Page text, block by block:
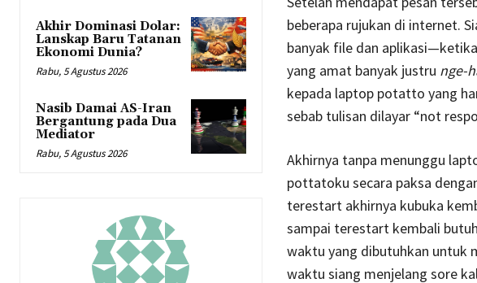
Akhir Dominasi Dolar:
Lanskap Baru Tatanan
Ekonomi Dunia?
Rabu, 5 Agustus 2026
Nasib Damai AS-Iran
Bergantung pada Dua
Mediator
Rabu, 5 Agustus 2026
beberapa rujukan di internet.
banyak file dan
yang amat banyak justru nge-
kepada laptop potatto yang
sebab tulisan dilayar “not
Akhirnya tanpa menunggu
pottatoku secara paksa
terestart akhirnya kubuka
sampai terestart kembali
waktu yang dibutuhkan untuk
waktu siang menjelang sore